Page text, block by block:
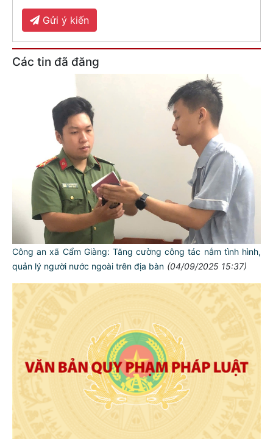
Gửi ý kiến
Các tin đã đăng
Công an xã Cẩm Giàng: Tăng cường công tác nắm tình hình,
quản lý người nước ngoài trên địa bàn (04/09/2025 15:37)